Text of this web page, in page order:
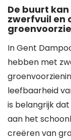
De buurt
zwerfvuil en
In Gent
hebben met
leefbaarheid
is belangrijk
aan het
creëren van